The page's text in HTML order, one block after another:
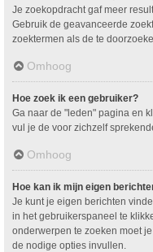
Je zoekopdracht gaf meer
Gebruik de geavanceerde
zoektermen als de te
Omhoog
Hoe zoek ik een gebruiker?
Ga naar de "leden" pagina en
vul je de voor zichzelf
Omhoog
Hoe kan ik mijn eigen
Je kunt je eigen berichten
in het gebruikerspaneel te
onderwerpen te zoeken moet
de nodige opties invullen.